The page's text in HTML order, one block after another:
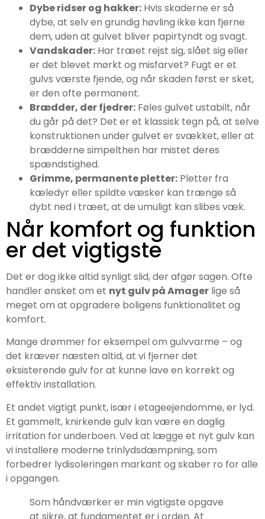
Dybe ridser og hakker: Hvis skaderne er så
dybe, at selv en grundig høvling ikke kan fjerne
dem, uden at gulvet bliver papirtyndt og svagt.
Vandskader: Har træet rejst sig, slået sig eller
er det blevet mørkt og misfarvet? Fugt er et
gulvs værste fjende, og når skaden først er sket,
er den ofte permanent.
Brædder, der fjedrer: Føles gulvet ustabilt, når
du går på det? Det er et klassisk tegn på, at selve
konstruktionen under gulvet er svækket, eller at
brædderne simpelthen har mistet deres
spændstighed.
Grimme, permanente pletter: Pletter fra
kæledyr eller spildte væsker kan trænge så
dybt ned i træet, at de umuligt kan slibes væk.
Når komfort og funktion
er det vigtigste
Det er dog ikke altid synligt slid, der afgør sagen. Ofte
handler ønsket om et nyt gulv på Amager lige så
meget om at opgradere boligens funktionalitet og
komfort.
Mange drømmer for eksempel om gulvvarme – og
det kræver næsten altid, at vi fjerner det
eksisterende gulv for at kunne lave en korrekt og
effektiv installation.
Et andet vigtigt punkt, især i etageejendomme, er lyd.
Et gammelt, knirkende gulv kan være en daglig
irritation for underboen. Ved at lægge et nyt gulv kan
vi installere moderne trinlydsdæmpning, som
forbedrer lydisoleringen markant og skaber ro for alle
i opgangen.
Som håndværker er min vigtigste opgave
at sikre, at fundamentet er i orden. At